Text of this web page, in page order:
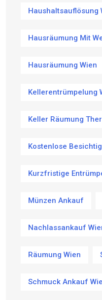
Haushaltsauflösung
Hausräumung Mit
Hausräumung Wien
Kellerentrümpelung
Keller Räumung
Kostenlose
Kurzfristige
Münzen Ankauf
Nachlassankauf
Räumung Wien
Schmuck Ankauf